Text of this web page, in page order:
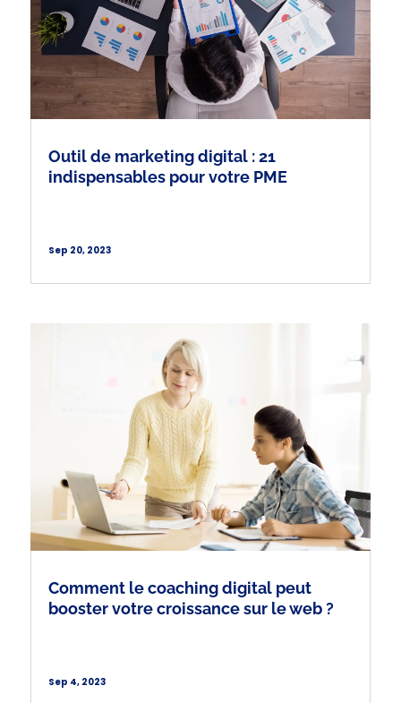
Outil de marketing digital : 21
indispensables pour votre PME
Sep 20, 2023
Comment le coaching digital peut
booster votre croissance sur le web ?
Sep 4, 2023